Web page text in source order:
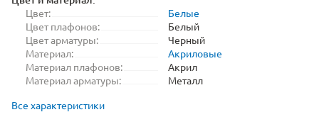
Цвет:
Белые
Цвет плафонов:
Белый
Цвет арматуры:
Черный
Материал:
Акриловые
Материал плафонов:
Акрил
Материал арматуры:
Металл
Все характеристики